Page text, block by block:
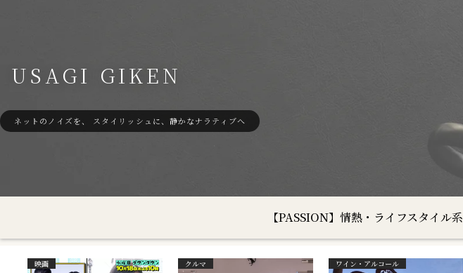
USAGI GIKEN
ネットのノイズを、 スタイリッシュに、静かなナラティブへ
【PASSION】情熱・ライフスタイル系
映画 クルマ ワイン・アルコール